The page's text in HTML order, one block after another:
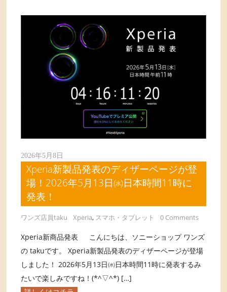
2026年5月8日
Xperia新製品発表のディザーページが登
場！2026年5月13日㈬日本時間11時に
発表！
ワンズ店員taku Xperia, スマホ・タブレット 0 Comments
Xperia新商品発表 こんにちは、ソニーショップ ワンズ
の takuです。 Xperia新製品発表のディザーページが登場
しました！ 2026年5月13日㈬日本時間11時に発表するみ
たいで楽しみですね！(*^▽^*) […]